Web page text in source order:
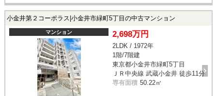
小金井第２コーポラス|小金井市緑町5丁目の中古マンション
マンション 2,698万円
2LDK / 1972年
1階/7階建
東京都小金井市緑町5丁目
ＪＲ中央線 武蔵小金井 徒歩11分
専有面積 50.22㎡